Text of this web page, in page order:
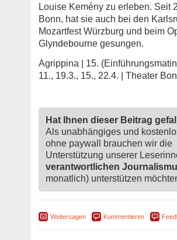
Louise Kemény zu erleben. Seit
Bonn, hat sie auch bei den
Mozartfest Würzburg und beim
Glyndebourne gesungen.
Agrippina | 15.
11., 19.3., 15., 22.4. | Theater
Hat Ihnen dieser Beitrag
Als unabhängiges und
ohne paywall brauchen wir die
Unterstützung unserer
verantwortlichen
monatlich) unterstützen
Weitersagen Kommentieren